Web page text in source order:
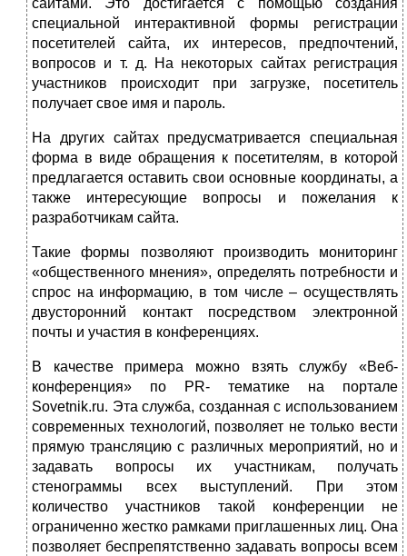
сайтами. Это достигается с помощью создания
специальной интерактивной формы регистрации
посетителей сайта, их интересов, предпочтений,
вопросов и т. д. На некоторых сайтах регистрация
участников происходит при загрузке, посетитель
получает свое имя и пароль.
На других сайтах предусматривается специальная
форма в виде обращения к посетителям, в которой
предлагается оставить свои основные координаты, а
также интересующие вопросы и пожелания к
разработчикам сайта.
Такие формы позволяют производить мониторинг
«общественного мнения», определять потребности и
спрос на информацию, в том числе – осуществлять
двусторонний контакт посредством электронной
почты и участия в конференциях.
В качестве примера можно взять службу «Веб-
конференция» по PR- тематике на портале
Sovetnik.ru. Эта служба, созданная с использованием
современных технологий, позволяет не только вести
прямую трансляцию с различных мероприятий, но и
задавать вопросы их участникам, получать
стенограммы всех выступлений. При этом
количество участников такой конференции не
ограниченно жестко рамками приглашенных лиц. Она
позволяет беспрепятственно задавать вопросы всем